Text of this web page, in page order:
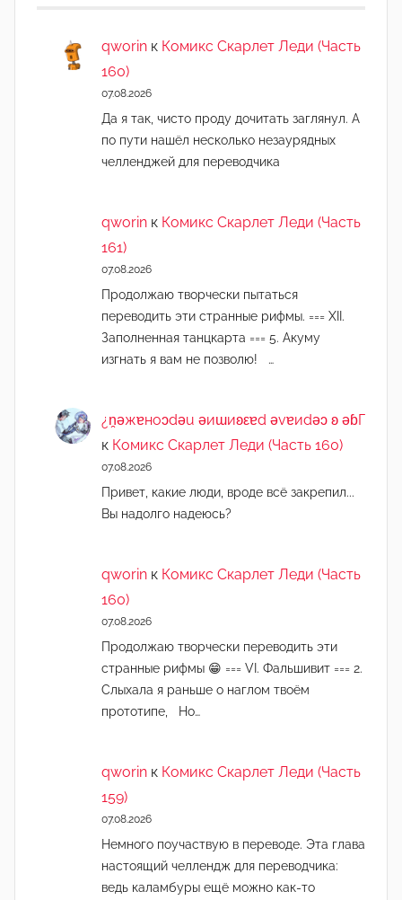
qworin к Комикс Скарлет Леди (Часть
160)
07.08.2026
Да я так, чисто проду дочитать заглянул. А
по пути нашёл несколько незаурядных
челленджей для переводчика
qworin к Комикс Скарлет Леди (Часть
161)
07.08.2026
Продолжаю творчески пытаться
переводить эти странные рифмы. === XII.
Заполненная танцкарта === 5. Акуму
изгнать я вам не позволю! …
¿n̯ǝжɐноɔdǝu ǝиɯиʚεɐd ǝvɐиdǝɔ ʚ ǝɓГ
к Комикс Скарлет Леди (Часть 160)
07.08.2026
Привет, какие люди, вроде всё закрепил...
Вы надолго надеюсь?
qworin к Комикс Скарлет Леди (Часть
160)
07.08.2026
Продолжаю творчески переводить эти
странные рифмы 😁 === VI. Фальшивит === 2.
Слыхала я раньше о наглом твоём
прототипе, Но…
qworin к Комикс Скарлет Леди (Часть
159)
07.08.2026
Немного поучаствую в переводе. Эта глава
настоящий челлендж для переводчика:
ведь каламбуры ещё можно как-то